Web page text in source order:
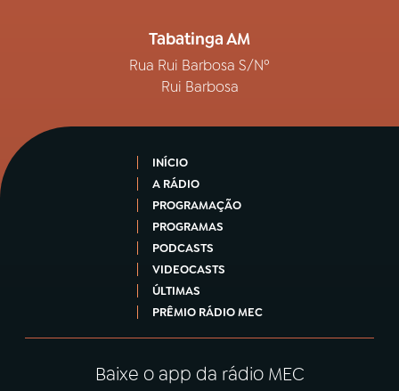
Tabatinga AM
Rua Rui Barbosa S/Nº
Rui Barbosa
INÍCIO
A RÁDIO
PROGRAMAÇÃO
PROGRAMAS
PODCASTS
VIDEOCASTS
ÚLTIMAS
PRÊMIO RÁDIO MEC
Baixe o app da rádio MEC